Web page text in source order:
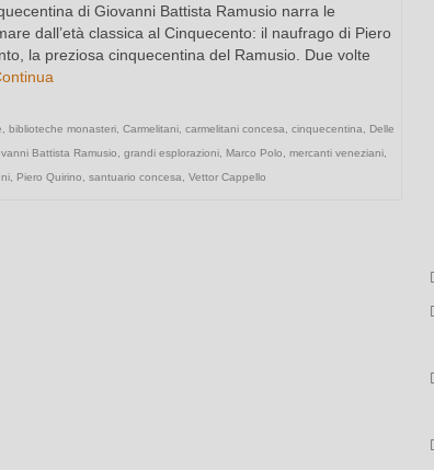
di Giovanni Battista Ramusio narra le
dall’età classica al Cinquecento: il naufrago di Piero
la preziosa cinquecentina del Ramusio. Due volte
biblioteche monasteri, Carmelitani, carmelitani concesa cinquecentina
Delle
Battista Ramusio grandi esplorazioni, Marco Polo mercanti veneziani,
, Piero Quirino santuario concesa Vettor Cappello